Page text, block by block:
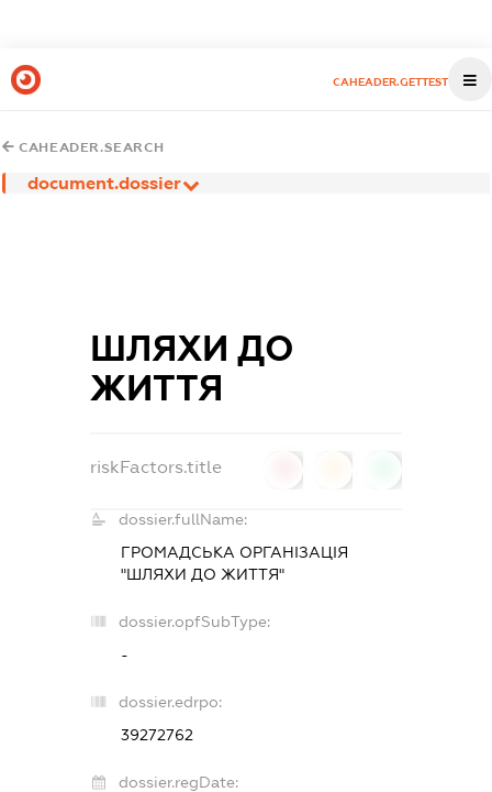
CAHEADER.GETTEST
CAHEADER.SEARCH
document.dossier
ШЛЯХИ ДО
ЖИТТЯ
riskFactors.title
dossier.fullName:
ГРОМАДСЬКА ОРГАНІЗАЦІЯ
"ШЛЯХИ ДО ЖИТТЯ"
dossier.opfSubType:
-
dossier.edrpo:
39272762
dossier.regDate: